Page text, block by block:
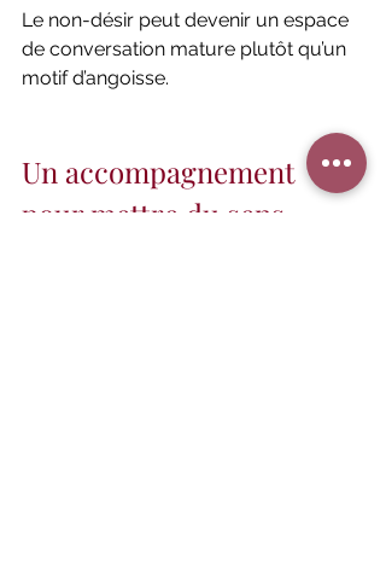
Le non-désir peut devenir un espace
de conversation mature plutôt qu’un
motif d’angoisse.
Un accompagnement
pour mettre du sens